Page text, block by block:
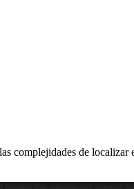
complejidades de